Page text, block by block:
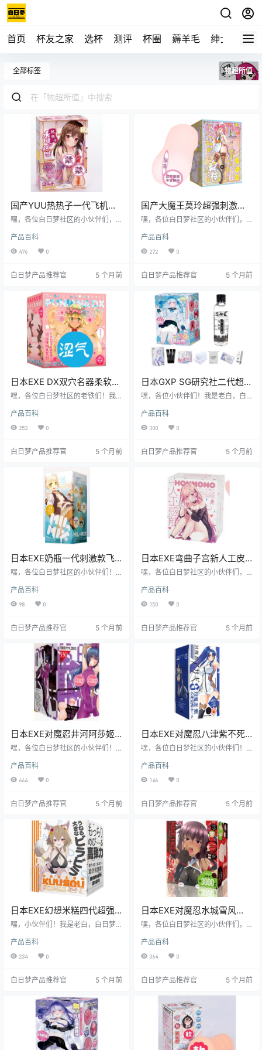
首页 杯友之家 选杯 测评 杯圈 薅羊毛 绅士 视频
全部标签 物超所值
国产YUU热热子一代飞机杯
测评报告
嘿，各位白日梦社区的小伙伴们，
产YUU品牌的热热子一代飞机杯测
评。这款飞机杯号称是“温柔的拥
产品百科
476 0
白日梦产品推荐官 5 个月前
国产大魔王莫玲超强刺激飞
机杯测评报告
嘿，各位白日梦社区的小伙伴们，
一款来自国产大魔王品牌的飞机杯
——莫玲。这款飞机杯号称是刺激
我带你一探究竟，看看它到底值不
产品百科
272 0
白日梦产品推荐官 5 个月前
日本EXE DX双穴名器柔软慢
玩款飞机杯测评报告
嘿，各位白日梦社区的老铁们！我
日本的EXE DX双穴名器柔软慢玩款
飞机杯的详细测评。这款飞机杯可
是让我眼前一亮，双穴设计加上柔
接下来，就让我带你深入了解这款
产品百科
253 0
白日梦产品推荐官 5 个月前
日本GXP SG研究社二代超强
刺激飞机杯测评报告
嘿，各位小伙伴们！我是老白，白
给大家好好唠唠GXP的SG研究社二
代飞机杯。这可是个好东西，我可
是亲自上阵测评了一番，绝对能给
来给你详细说说这款飞机杯的方方
产品百科
300 0
白日梦产品推荐官 5 个月前
日本EXE奶瓶一代刺激款飞
机杯测评报告
嘿，各位白日梦社区的小伙伴们！
本EXE品牌的奶瓶一代刺激款飞机杯
的测评。这款飞机杯可是有着不少
亮点，接下来就让我带你一探究
产品百科
98 0
白日梦产品推荐官 5 个月前
日本EXE弯曲子宫新人工皮
肤版飞机杯测评报告
嘿，各位白日梦社区的小伙伴们，
本 EXE 的弯曲子宫新人工皮肤版飞
机杯。这款产品号称是模拟真实体
验的高手，到底是不是真的呢？跟
获满满！
产品百科
150 0
白日梦产品推荐官 5 个月前
日本EXE对魔忍井河阿莎姬
超逼真仿生飞机杯测评报告
嘿，各位白日梦社区的小伙伴们！
E 品牌的对魔忍 - 井河阿莎姬飞机
杯。这玩意儿可是号称超逼真仿
明明白白。
产品百科
664 0
白日梦产品推荐官 5 个月前
日本EXE对魔忍八津紫不死
觉醒高刺激飞机杯测评报告
嘿，各位白日梦社区的小伙伴们！
日本 EXE 品牌的对魔忍 - 八津紫 -
不死觉醒飞机杯。这玩意儿可真是
一起看看它的表现到底咋样吧！
产品百科
146 0
白日梦产品推荐官 5 个月前
日本EXE幻想米糕四代超强
包裹感飞机杯测评报告
嘿，小伙伴们！我是老白，白日梦
们来唠唠日本 EXE 品牌的幻想米糕
四代飞机杯。这款产品可是让我眼
产品百科
234 0
白日梦产品推荐官 5 个月前
日本EXE对魔忍水城雪风
MagicFace口交倒膜飞机杯
嘿，各位白日梦社区的小伙伴们，
品牌的对魔忍-水城雪风-MagicFac
e2口交倒膜飞机杯。这款飞机杯可
面，就让我带着大家一起深入了解
底值不值得你入手！
产品百科
364 0
白日梦产品推荐官 5 个月前